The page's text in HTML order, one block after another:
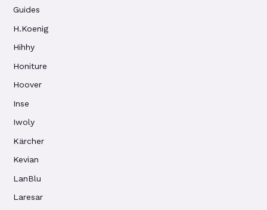
Guides
H.Koenig
Hihhy
Honiture
Hoover
Inse
Iwoly
Kärcher
Kevian
LanBlu
Laresar